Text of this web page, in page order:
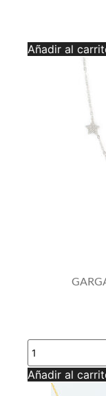
GARGANTILLA
CIELOS
Añadir al
GARGANTILLA
CIELOS
PLATA
AG
cantidad
Añadir al